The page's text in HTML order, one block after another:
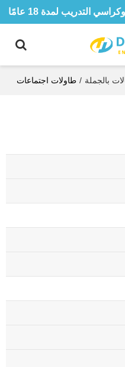
التدريب لمدة 18 عامًا
بالجملة / طاولات اجتماعات